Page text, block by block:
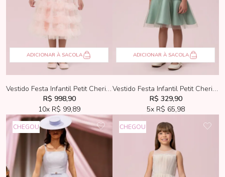
ADICIONAR À SACOLA
Vestido Festa Infantil Petit Cherie Luxo Rosa Tule Bordado
R$ 998,90
10x R$ 99,89
ADICIONAR À SACOLA
Vestido Festa Infantil Petit Cherie Verde
R$ 329,90
5x R$ 65,98
CHEGOU CHEGOU